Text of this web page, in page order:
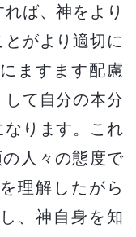
ば、神をより
がより適切に
ますます配慮
て自分の本分
ります。これ
人々の態度で
理解したがら
、神自身を知